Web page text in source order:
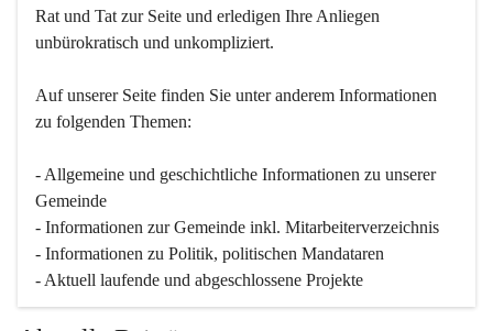
Rat und Tat zur Seite und erledigen Ihre Anliegen
unbürokratisch und unkompliziert.
Auf unserer Seite finden Sie un­ter an­de­rem Informationen
zu folgenden Themen:
- Allgemeine und geschichtliche Informationen zu unserer
Gemeinde
- Informationen zur Gemeinde inkl. Mitarbeiterverzeichnis
- Informationen zu Politik, politischen Mandataren
- Aktuell laufende und abgeschlossene Projekte